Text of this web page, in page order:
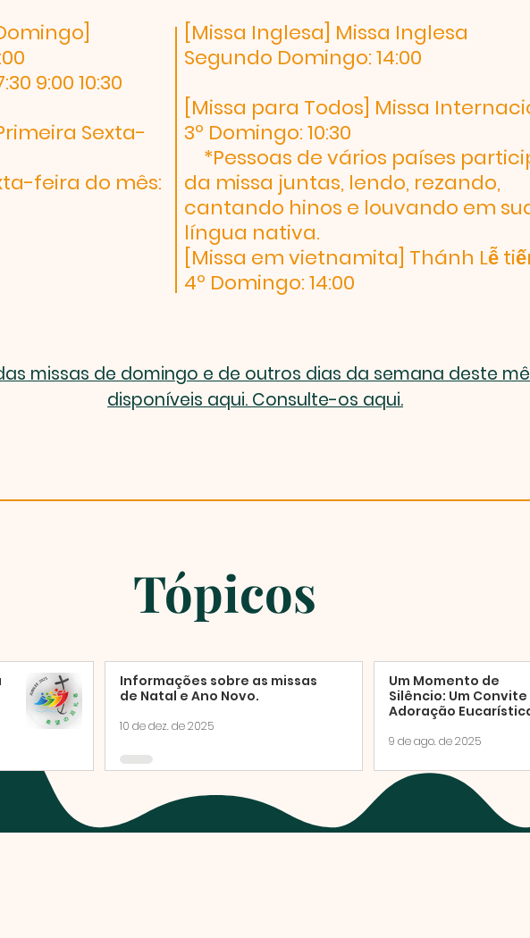
9:00 10:30
Sexta-
feira do mês:
[Missa Inglesa] Missa Inglesa
Segundo Domingo: 14:00
[Missa para Todos] Missa
3º Domingo: 10:30
*Pessoas de vários países
da missa juntas, lendo, rezando,
cantando hinos e louvando em
língua nativa.
[Missa em vietnamita] Thánh Lễ
4º Domingo: 14:00
missas de domingo e de outros dias da semana deste
disponíveis aqui. Consulte-os aqui.
Tópicos
Informações sobre as missas
de Natal e Ano Novo.
10 de dez. de 2025
Um Momento de
Silêncio: Um Convite
Adoração
9 de ago. de 2025